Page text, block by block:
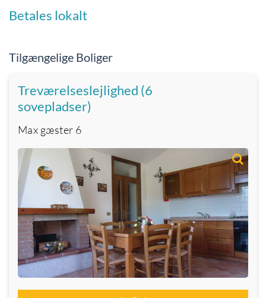
Betales lokalt
Tilgængelige Boliger
Treværelseslejlighed (6
sovepladser)
Max gæster 6